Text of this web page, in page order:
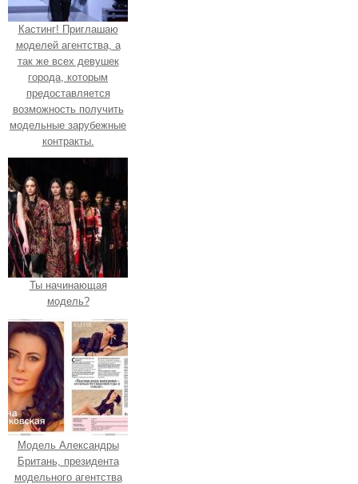
Кастинг! Приглашаю
моделей агентства, а
так же всех девушек
города, которым
предоставляется
возможность получить
модельные зарубежные
контракты.
Ты начинающая
модель?
Модель Александры
Британь, президента
модельного агентства